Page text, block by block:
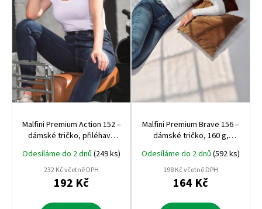
r
o
u
k
t
ů
Malfini Premium Action 152 –
dámské tričko, přiléhavý
materiál
Odesíláme do 2 dnů (249 ks)
232 Kč včetně DPH
192 Kč
Malfini Premium Brave 156 –
dámské tričko, 160 g,
dlouhý rukáv
Odesíláme do 2 dnů (592 ks)
198 Kč včetně DPH
164 Kč